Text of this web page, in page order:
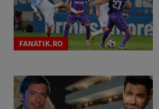
FANATIK.RO